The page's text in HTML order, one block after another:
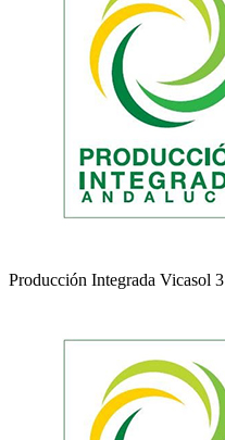
Producción Integrada Vicasol 3